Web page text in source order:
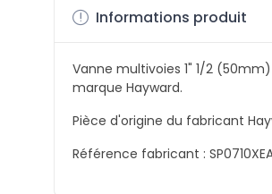
Informations produit
Vanne multivoies 1" 1/2
marque Hayward.
Pièce d'origine du fabricant
Référence fabricant :